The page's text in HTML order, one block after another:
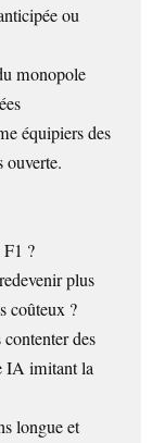
ou
monopole
équipiers des
ouverte.
?
plus
coûteux ?
des
IA imitant la
longue et